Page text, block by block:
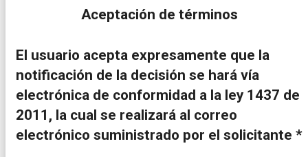
Aceptación de términos
El usuario acepta expresamente que la
notificación de la decisión se hará vía
electrónica de conformidad a la ley 1437 de
2011, la cual se realizará al correo
electrónico suministrado por el solicitante *